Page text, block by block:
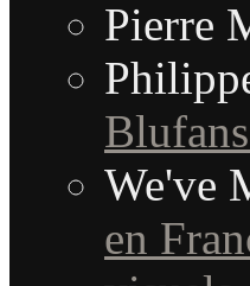
Pierre
We've
en